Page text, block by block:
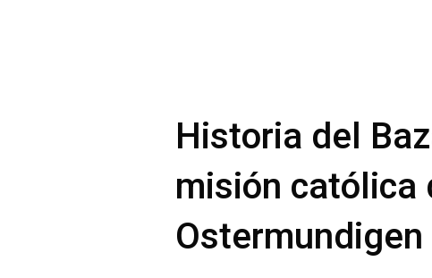
Historia del
misión católica
Ostermundigen